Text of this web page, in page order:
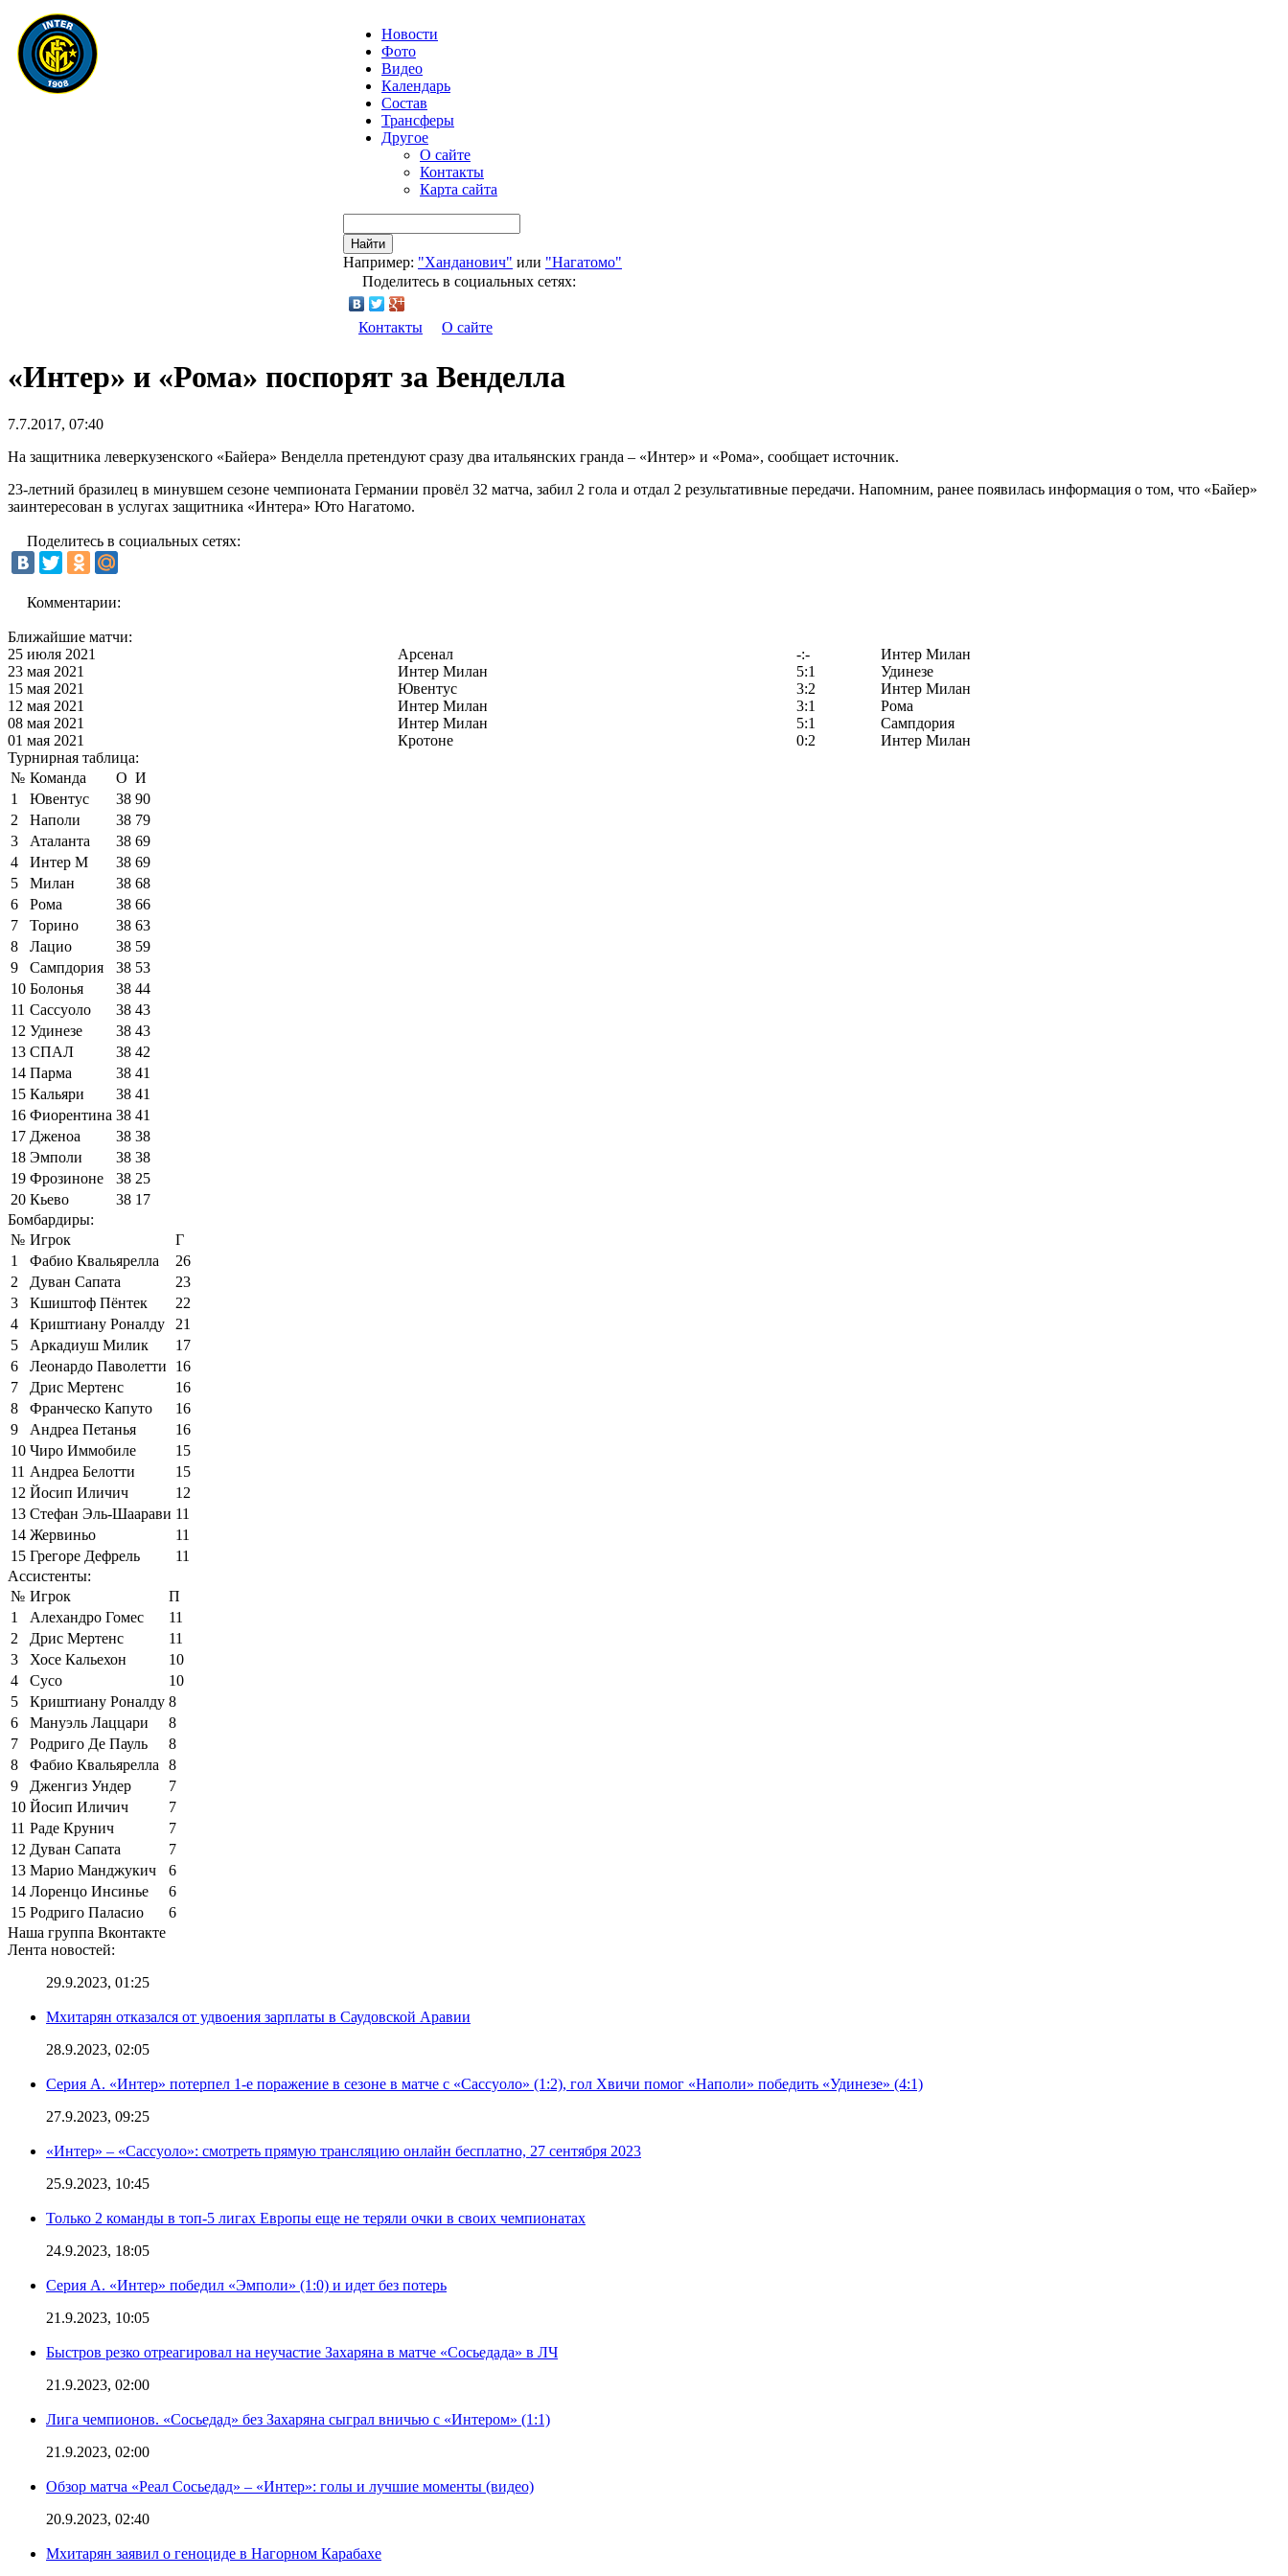
Новости
Фото
Видео
Календарь
Состав
Трансферы
Другое
О сайте
Контакты
Карта сайта
Найти
Например: "Ханданович" или "Нагатомо"
Поделитесь в социальных сетях:
Контакты О сайте
«Интер» и «Рома» поспорят за Венделла
7.7.2017, 07:40
На защитника леверкузенского «Байера» Венделла претендуют сразу два итальянских гранда – «Интер» и «Рома», сообщает источник.
23-летний бразилец в минувшем сезоне чемпионата Германии провёл 32 матча, забил 2 гола и отдал 2 результативные передачи. Напомним, ранее появилась информация о том, что «Байер»
заинтересован в услугах защитника «Интера» Юто Нагатомо.
Поделитесь в социальных сетях:
Комментарии:
Ближайшие матчи:
25 июля 2021
Арсенал -:-
Интер Милан
23 мая 2021
Интер Милан 5:1
Удинезе
15 мая 2021
Ювентус 3:2
Интер Милан
12 мая 2021
Интер Милан 3:1
Рома
08 мая 2021
Интер Милан 5:1
Сампдория
01 мая 2021
Кротоне 0:2
Интер Милан
Турнирная таблица:
№ Команда О И
1
Ювентус 38 90
2
Наполи 38 79
3
Аталанта 38 69
4
Интер М 38 69
5
Милан 38 68
6
Рома 38 66
7
Торино 38 63
8
Лацио 38 59
9
Сампдория 38 53
10 Болонья 38 44
11 Сассуоло 38 43
12 Удинезе 38 43
13 СПАЛ 38 42
14 Парма 38 41
15 Кальяри 38 41
16 Фиорентина 38 41
17 Дженоа 38 38
18 Эмполи 38 38
19 Фрозиноне 38 25
20 Кьево 38 17
Бомбардиры:
№ Игрок
Г
1
Фабио Квальярелла
26
2
Дуван Сапата
23
3
Кшиштоф Пёнтек
22
4
Криштиану Роналду
21
5
Аркадиуш Милик
17
6
Леонардо Паволетти
16
7
Дрис Мертенс
16
8
Франческо Капуто
16
9
Андреа Петанья
16
10 Чиро Иммобиле
15
11 Андреа Белотти
15
12 Йосип Иличич
12
13 Стефан Эль-Шаарави 11
14 Жервиньо
11
15 Грегоре Дефрель
11
Ассистенты:
№ Игрок
П
1
Алехандро Гомес
11
2
Дрис Мертенс
11
3
Хосе Кальехон
10
4
Сусо
10
5
Криштиану Роналду 8
6
Мануэль Лаццари
8
7
Родриго Де Пауль
8
8
Фабио Квальярелла
8
9
Дженгиз Ундер
7
10 Йосип Иличич
7
11 Раде Крунич
7
12 Дуван Сапата
7
13 Марио Манджукич
6
14 Лоренцо Инсинье
6
15 Родриго Паласио
6
Наша группа Вконтакте
Лента новостей:
29.9.2023, 01:25
Мхитарян отказался от удвоения зарплаты в Саудовской Аравии
28.9.2023, 02:05
Серия А. «Интер» потерпел 1-е поражение в сезоне в матче с «Сассуоло» (1:2), гол Хвичи помог «Наполи» победить «Удинезе» (4:1)
27.9.2023, 09:25
«Интер» – «Сассуоло»: смотреть прямую трансляцию онлайн бесплатно, 27 сентября 2023
25.9.2023, 10:45
Только 2 команды в топ-5 лигах Европы еще не теряли очки в своих чемпионатах
24.9.2023, 18:05
Серия А. «Интер» победил «Эмполи» (1:0) и идет без потерь
21.9.2023, 10:05
Быстров резко отреагировал на неучастие Захаряна в матче «Сосьедада» в ЛЧ
21.9.2023, 02:00
Лига чемпионов. «Сосьедад» без Захаряна сыграл вничью с «Интером» (1:1)
21.9.2023, 02:00
Обзор матча «Реал Сосьедад» – «Интер»: голы и лучшие моменты (видео)
20.9.2023, 02:40
Мхитарян заявил о геноциде в Нагорном Карабахе